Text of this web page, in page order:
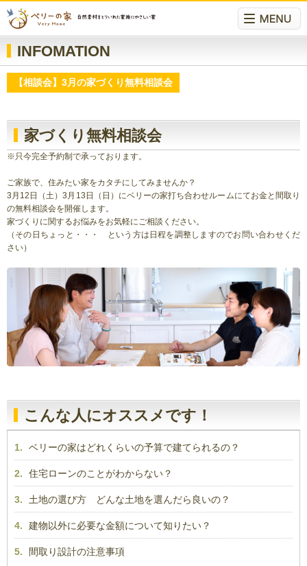
INFOMATION
【相談会】3月の家づくり無料相談会
家づくり無料相談会
※只今完全予約制で承っております。
ご家族で、住みたい家をカタチにしてみませんか？
3月12日（土）3月13日（日）にベリーの家打ち合わせルームにてお金と間取り
の無料相談会を開催します。
家づくりに関するお悩みをお気軽にご相談ください。
（その日ちょっと・・・ という方は日程を調整しますのでお問い合わせくだ
さい）
こんな人にオススメです！
1. ベリーの家はどれくらいの予算で建てられるの？
2. 住宅ローンのことがわからない？
3. 土地の選び方 どんな土地を選んだら良いの？
4. 建物以外に必要な金額について知りたい？
5. 間取り設計の注意事項